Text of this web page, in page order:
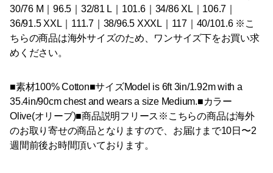
30/76 M｜96.5｜32/81 L｜101.6｜34/86 XL｜106.7｜
36/91.5 XXL｜111.7｜38/96.5 XXXL｜117｜40/101.6 ※こ
ちらの商品は海外サイズのため、ワンサイズ下をお買い求
めください。
■素材100% Cotton■サイズModel is 6ft 3in/1.92m with a
35.4in/90cm chest and wears a size Medium.■カラー
Olive(オリーブ)■商品説明フリース※こちらの商品は海外
のお取り寄せの商品となりますので、お届けまで10日〜2
週間前後お時間頂いております。